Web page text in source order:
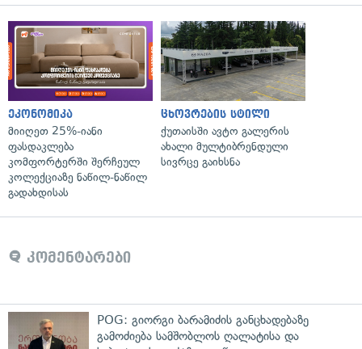
ეკონომიკა
მიიღეთ 25%-იანი
ფასდაკლება
კომფორტერში შერჩეულ
კოლექციაზე ნაწილ-ნაწილ
გადახდისას
ცხოვრების სტილი
ქუთაისში ავტო გალერის
ახალი მულტიბრენდული
სივრცე გაიხსნა
კომენტარები
POG: გიორგი ბარამიძის განცხადებაზე
გამოძიება სამშობლოს ღალატისა და